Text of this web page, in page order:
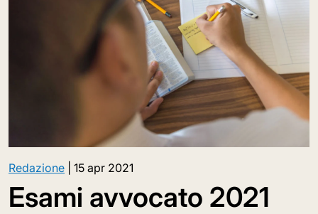
Redazione 15 apr 2021
Esami avvocato 2021